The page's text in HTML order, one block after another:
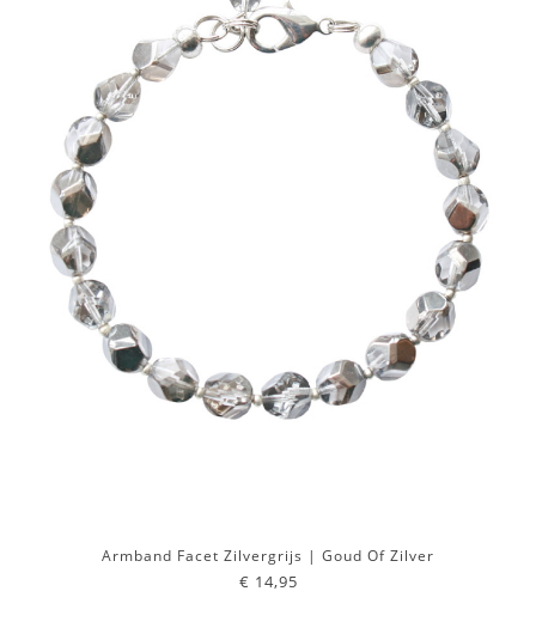
Armband Facet Zilvergrijs | Goud Of Zilver
€ 14,95